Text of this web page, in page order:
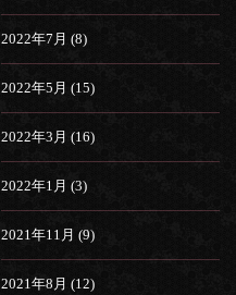
2022年7月 (8)
2022年5月 (15)
2022年3月 (16)
2022年1月 (3)
2021年11月 (9)
2021年8月 (12)